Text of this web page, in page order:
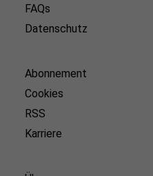
FAQs
Datenschutz
Abonnement
Cookies
RSS
Karriere